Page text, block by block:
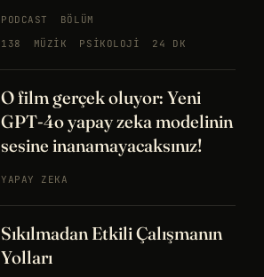
PODCAST
BÖLÜM
138
MÜZIK PSIKOLOJI 24 DK
O film gerçek oluyor: Yeni
GPT-4o yapay zeka modelinin
sesine inanamayacaksınız!
YAPAY ZEKA
Sıkılmadan Etkili Çalışmanın
Yolları